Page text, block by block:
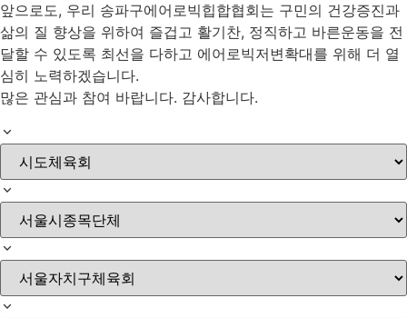
앞으로도, 우리 송파구에어로빅힙합협회는 구민의 건강증진과
삶의 질 향상을 위하여 즐겁고 활기찬, 정직하고 바른운동을 전
달할 수 있도록 최선을 다하고 에어로빅저변확대를 위해 더 열
심히 노력하겠습니다.
많은 관심과 참여 바랍니다. 감사합니다.